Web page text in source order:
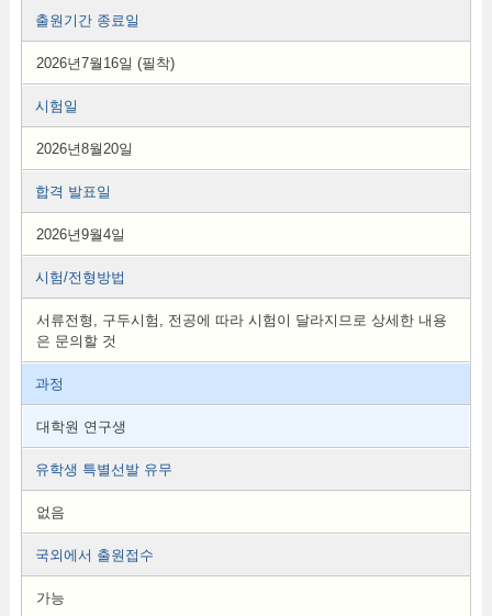
출원기간 종료일
2026년7월16일 (필착)
시험일
2026년8월20일
합격 발표일
2026년9월4일
시험/전형방법
서류전형, 구두시험, 전공에 따라 시험이 달라지므로 상세한 내용
은 문의할 것
과정
대학원 연구생
유학생 특별선발 유무
없음
국외에서 출원접수
가능